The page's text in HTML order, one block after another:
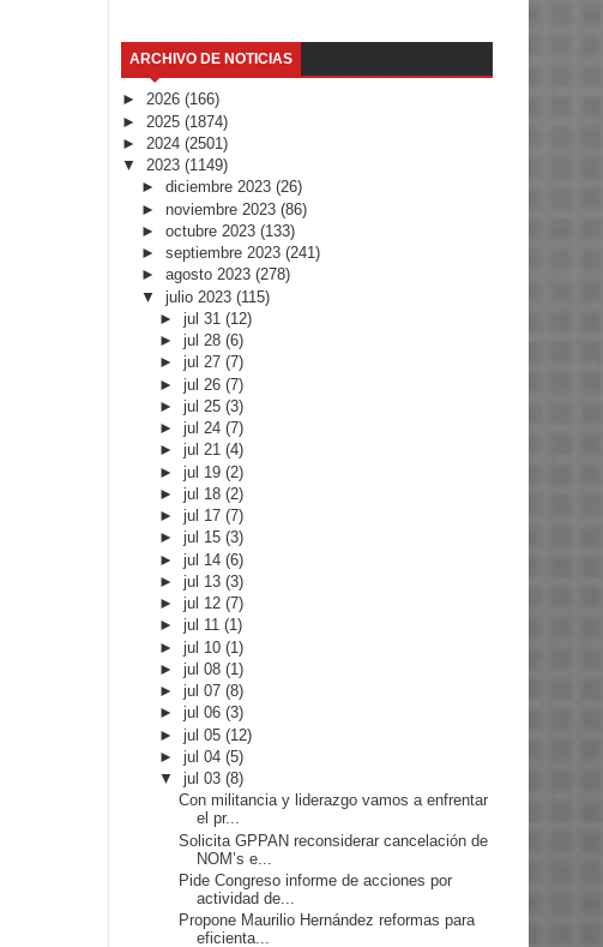
ARCHIVO DE NOTICIAS
► 2026 (166)
► 2025 (1874)
► 2024 (2501)
▼ 2023 (1149)
► diciembre 2023 (26)
► noviembre 2023 (86)
► octubre 2023 (133)
► septiembre 2023 (241)
► agosto 2023 (278)
▼ julio 2023 (115)
►jul 31(12)
►jul 28(6)
►jul 27(7)
►jul 26(7)
►jul 25(3)
►jul 24(7)
►jul 21(4)
►jul 19(2)
►jul 18(2)
►jul 17(7)
►jul 15(3)
►jul 14(6)
►jul 13(3)
►jul 12(7)
►jul 11(1)
►jul 10(1)
►jul 08(1)
►jul 07(8)
►jul 06(3)
►jul 05(12)
►jul 04(5)
▼jul 03(8)
Con militancia y liderazgo vamos a enfrentar
el pr...
Solicita GPPAN reconsiderar cancelación de
NOM’s e...
Pide Congreso informe de acciones por
actividad de...
Propone Maurilio Hernández reformas para
eficienta...